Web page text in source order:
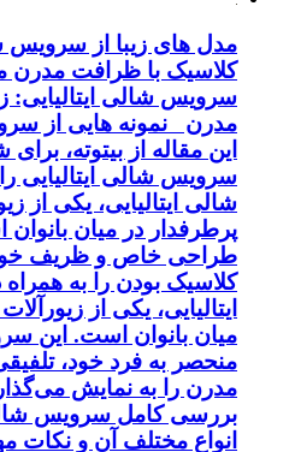
مدل های زیبا از سرویس
کلاسیک با ظرافت مدرن
سرویس شالی ایتالیایی:
مدرن نمونه هایی از
این مقاله از بیتوته،
سرویس شالی ایتالیایی
شالی ایتالیایی، یکی از
پرطرفدار در میان
طراحی خاص و ظریف
کلاسیک بودن را به
ایتالیایی، یکی از
میان بانوان است. این
منحصر به فرد خود،
مدرن را به نمایش
بررسی کامل سرویس شالی
انواع مختلف آن و نکات